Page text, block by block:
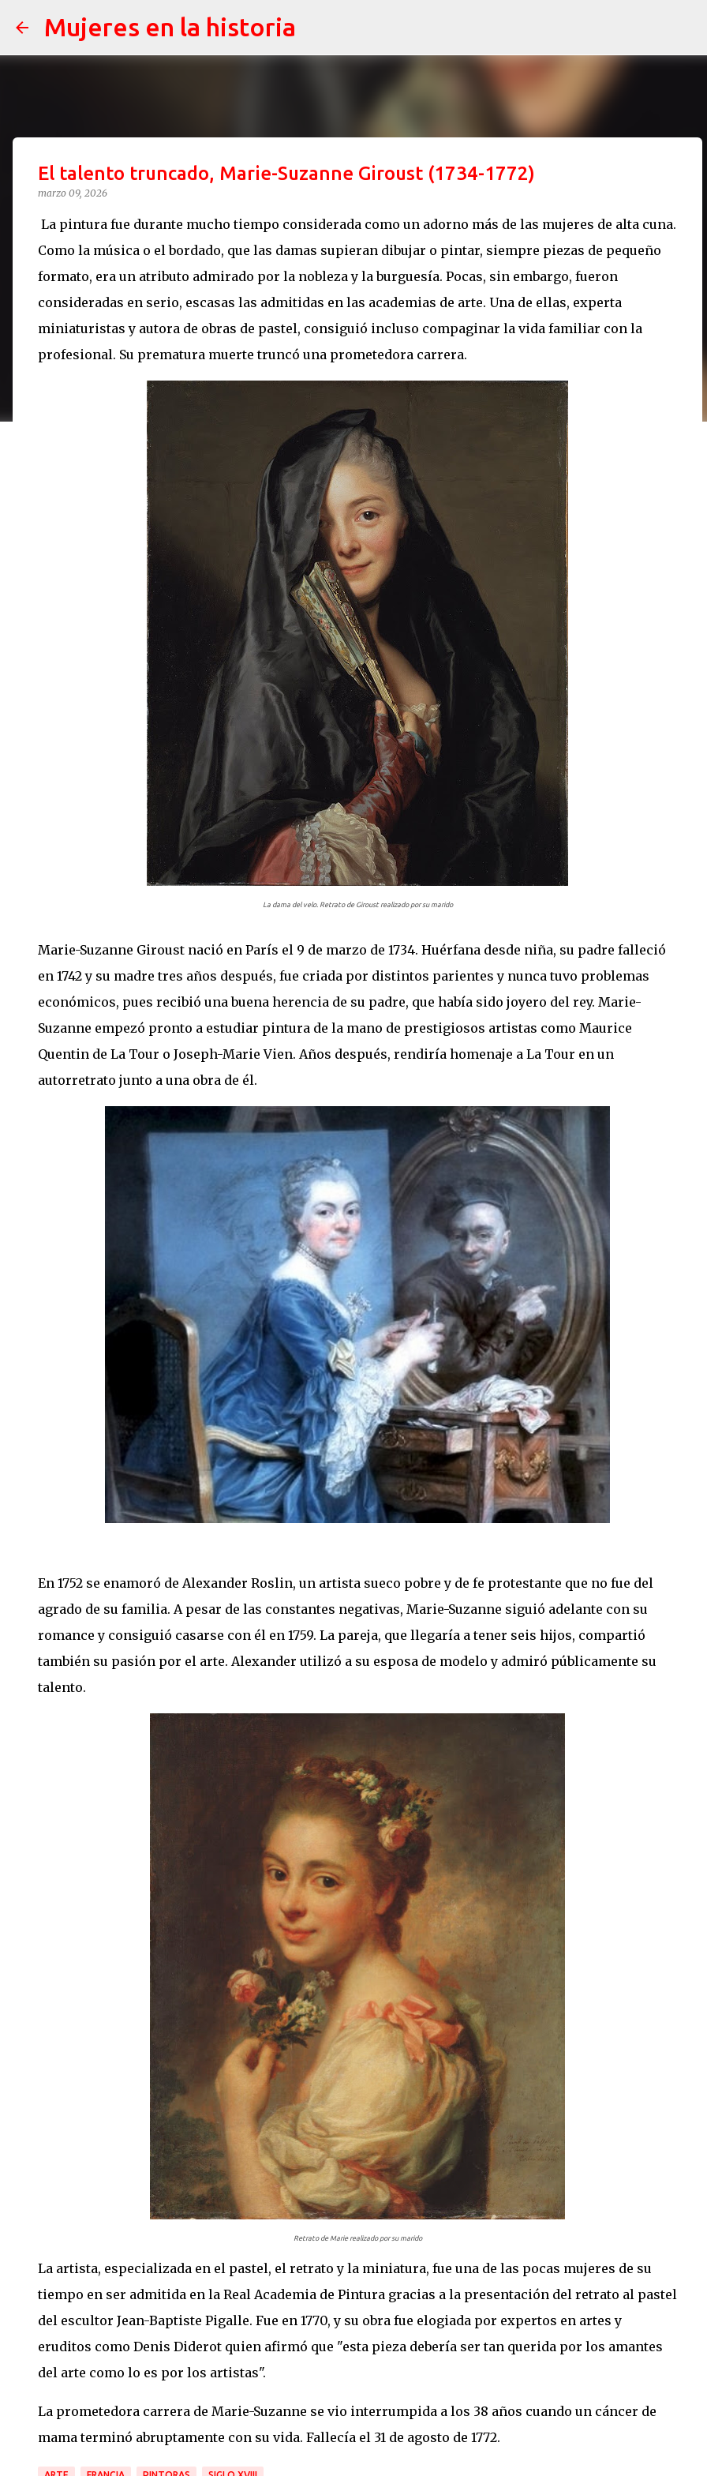
Mujeres en la historia
El talento truncado, Marie-Suzanne Giroust (1734-1772)
marzo 09, 2026
La pintura fue durante mucho tiempo considerada como un adorno más de las mujeres de alta cuna.
Como la música o el bordado, que las damas supieran dibujar o pintar, siempre piezas de pequeño
formato, era un atributo admirado por la nobleza y la burguesía. Pocas, sin embargo, fueron
consideradas en serio, escasas las admitidas en las academias de arte. Una de ellas, experta
miniaturistas y autora de obras de pastel, consiguió incluso compaginar la vida familiar con la
profesional. Su prematura muerte truncó una prometedora carrera.
La dama del velo. Retrato de Giroust realizado por su marido
Marie-Suzanne Giroust nació en París el 9 de marzo de 1734. Huérfana desde niña, su padre falleció
en 1742 y su madre tres años después, fue criada por distintos parientes y nunca tuvo problemas
económicos, pues recibió una buena herencia de su padre, que había sido joyero del rey. Marie-
Suzanne empezó pronto a estudiar pintura de la mano de prestigiosos artistas como Maurice
Quentin de La Tour o Joseph-Marie Vien. Años después, rendiría homenaje a La Tour en un
autorretrato junto a una obra de él.
En 1752 se enamoró de Alexander Roslin, un artista sueco pobre y de fe protestante que no fue del
agrado de su familia. A pesar de las constantes negativas, Marie-Suzanne siguió adelante con su
romance y consiguió casarse con él en 1759. La pareja, que llegaría a tener seis hijos, compartió
también su pasión por el arte. Alexander utilizó a su esposa de modelo y admiró públicamente su
talento.
Retrato de Marie realizado por su marido
La artista, especializada en el pastel, el retrato y la miniatura, fue una de las pocas mujeres de su
tiempo en ser admitida en la Real Academia de Pintura gracias a la presentación del retrato al pastel
del escultor Jean-Baptiste Pigalle. Fue en 1770, y su obra fue elogiada por expertos en artes y
eruditos como Denis Diderot quien afirmó que "esta pieza debería ser tan querida por los amantes
del arte como lo es por los artistas".
La prometedora carrera de Marie-Suzanne se vio interrumpida a los 38 años cuando un cáncer de
mama terminó abruptamente con su vida. Fallecía el 31 de agosto de 1772.